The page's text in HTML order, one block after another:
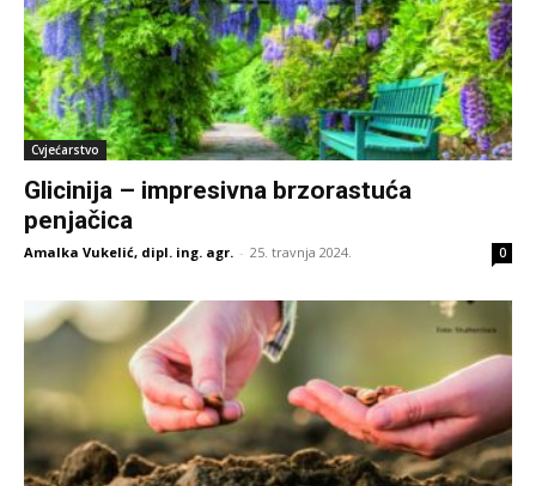
Cvjećarstvo
Glicinija – impresivna brzorastuća
penjačica
Amalka Vukelić, dipl. ing. agr. - 25. travnja 2024. 0